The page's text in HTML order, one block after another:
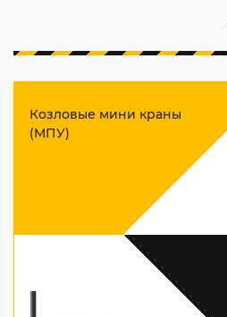
Козловые мини краны
(МПУ)